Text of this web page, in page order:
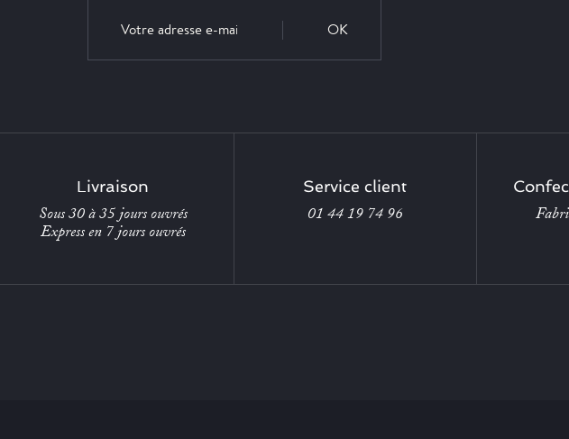
OK
Livraison
Sous 30 à 35 jours ouvrés
Express en 7 jours ouvrés
Service client
01 44 19 74 96